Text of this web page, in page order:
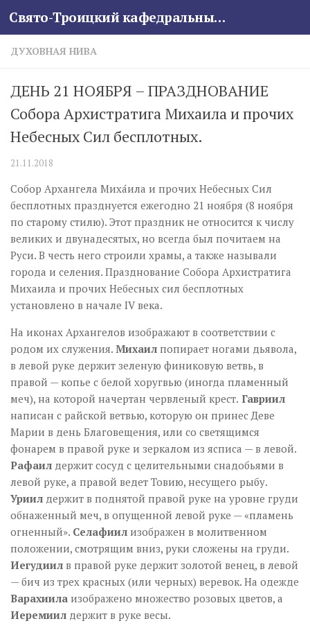
Skip to content Свято-Троицкий кафедральный собор
ДУХОВНАЯ НИВА
ДЕНЬ 21 НОЯБРЯ – ПРАЗДНОВАНИЕ
Собора Архистратига Михаила и прочих
Небесных Сил бесплотных.
21.11.2018
Собор Архангела Миха́ила и прочих Небесных Сил
бесплотных празднуется ежегодно 21 ноября (8 ноября
по старому стилю). Этот праздник не относится к числу
великих и двунадесятых, но всегда был почитаем на
Руси. В честь него строили храмы, а также называли
города и селения. Празднование Собора Архистратига
Михаила и прочих Небесных сил бесплотных
установлено в начале IV века.
На иконах Архангелов изображают в соответствии с
родом их служения. Михаил попирает ногами дьявола,
в левой руке держит зеленую финиковую ветвь, в
правой — копье с белой хоругвью (иногда пламенный
меч), на которой начертан червленый крест. Гавриил
написан с райской ветвью, которую он принес Деве
Марии в день Благовещения, или со светящимся
фонарем в правой руке и зеркалом из ясписа — в левой.
Рафаил держит сосуд с целительными снадобьями в
левой руке, а правой ведет Товию, несущего рыбу.
Уриил держит в поднятой правой руке на уровне груди
обнаженный меч, в опущенной левой руке — «пламень
огненный». Селафиил изображен в молитвенном
положении, смотрящим вниз, руки сложены на груди.
Иегудиил в правой руке держит золотой венец, в левой
— бич из трех красных (или черных) веревок. На одежде
Варахиила изображено множество розовых цветов, а
Иеремиил держит в руке весы.